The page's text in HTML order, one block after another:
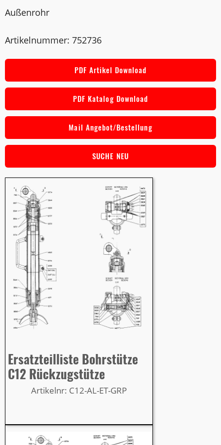
Außenrohr
Artikelnummer: 752736
PDF Artikel Download
PDF Katalog Download
Mail Angebot/Bestellung
SUCHE NEU
Ersatzteilliste Bohrstütze
C12 Rückzugstütze
Artikelnr: C12-AL-ET-GRP